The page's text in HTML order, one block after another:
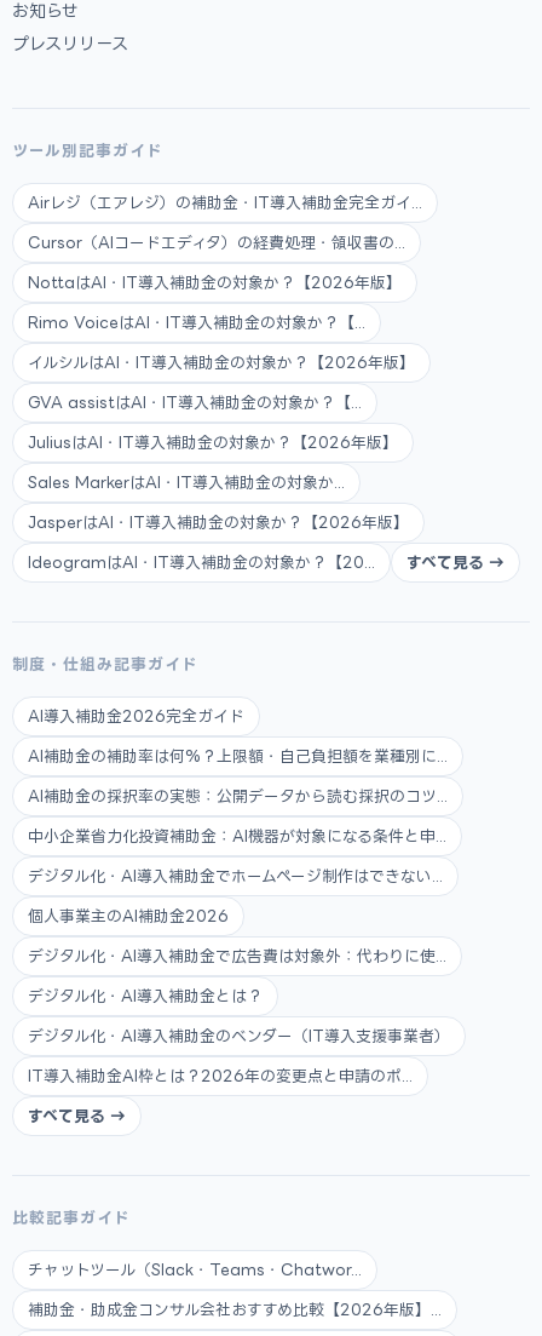
お知らせ
プレスリリース
ツール別記事ガイド
Airレジ（エアレジ）の補助金・IT導入補助金完全ガイ...
Cursor（AIコードエディタ）の経費処理・領収書の...
NottaはAI・IT導入補助金の対象か？【2026年版】
Rimo VoiceはAI・IT導入補助金の対象か？【...
イルシルはAI・IT導入補助金の対象か？【2026年版】
GVA assistはAI・IT導入補助金の対象か？【...
JuliusはAI・IT導入補助金の対象か？【2026年版】
Sales MarkerはAI・IT導入補助金の対象か...
JasperはAI・IT導入補助金の対象か？【2026年版】
IdeogramはAI・IT導入補助金の対象か？【20... すべて見る →
制度・仕組み記事ガイド
AI導入補助金2026完全ガイド
AI補助金の補助率は何%？上限額・自己負担額を業種別に...
AI補助金の採択率の実態：公開データから読む採択のコツ...
中小企業省力化投資補助金：AI機器が対象になる条件と申...
デジタル化・AI導入補助金でホームページ制作はできない...
個人事業主のAI補助金2026
デジタル化・AI導入補助金で広告費は対象外：代わりに使...
デジタル化・AI導入補助金とは？
デジタル化・AI導入補助金のベンダー（IT導入支援事業者）
IT導入補助金AI枠とは？2026年の変更点と申請のポ...
すべて見る →
比較記事ガイド
チャットツール（Slack・Teams・Chatwor...
補助金・助成金コンサル会社おすすめ比較【2026年版】...